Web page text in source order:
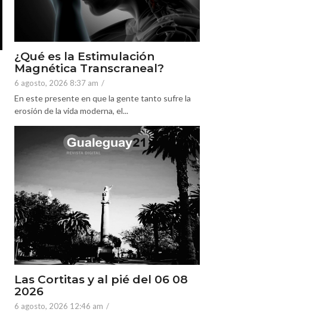
¿Qué es la Estimulación
Magnética Transcraneal?
6 agosto, 2026 8:37 am /
En este presente en que la gente tanto sufre la
erosión de la vida moderna, el...
Las Cortitas y al pié del 06 08
2026
6 agosto, 2026 12:46 am /